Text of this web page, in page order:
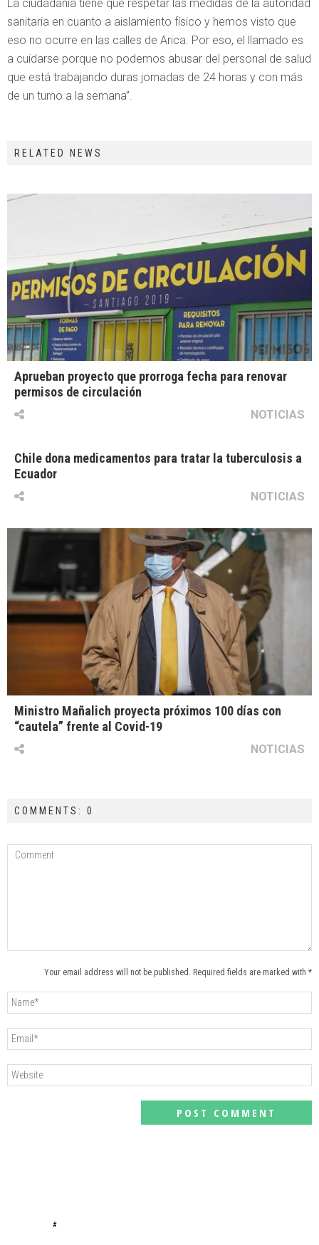
La ciudadanía tiene que respetar las medidas de la autoridad
sanitaria en cuanto a aislamiento físico y hemos visto que
eso no ocurre en las calles de Arica. Por eso, el llamado es
a cuidarse porque no podemos abusar del personal de salud
que está trabajando duras jornadas de 24 horas y con más
de un turno a la semana”.
RELATED NEWS
Aprueban proyecto que prorroga fecha para renovar
permisos de circulación
NOTICIAS
Chile dona medicamentos para tratar la tuberculosis a
Ecuador
NOTICIAS
Ministro Mañalich proyecta próximos 100 días con
“cautela” frente al Covid-19
NOTICIAS
COMMENTS: 0
Your email address will not be published. Required fields are marked with *
#